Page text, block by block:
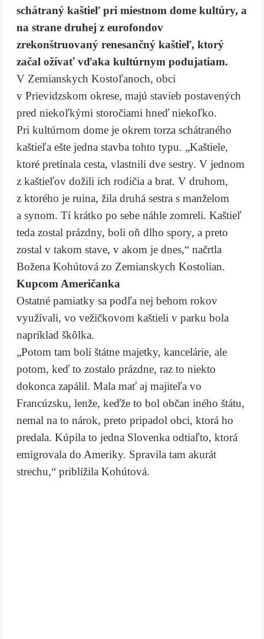
schátraný kaštieľ pri miestnom dome kultúry, a
na strane druhej z eurofondov
zrekonštruovaný renesančný kaštieľ, ktorý
začal ožívať vďaka kultúrnym podujatiam.
V Zemianskych Kostoľanoch, obci
v Prievidzskom okrese, majú stavieb postavených
pred niekoľkými storočiami hneď niekoľko.
Pri kultúrnom dome je okrem torza schátraného
kaštieľa ešte jedna stavba tohto typu. „Kaštiele,
ktoré pretínala cesta, vlastnili dve sestry. V jednom
z kaštieľov dožili ich rodičia a brat. V druhom,
z ktorého je ruina, žila druhá sestra s manželom
a synom. Tí krátko po sebe náhle zomreli. Kaštieľ
teda zostal prázdny, boli oň dlho spory, a preto
zostal v takom stave, v akom je dnes,“ načrtla
Božena Kohútová zo Zemianskych Kostolian.
Kupcom Američanka
Ostatné pamiatky sa podľa nej behom rokov
využívali, vo vežičkovom kaštieli v parku bola
napríklad škôlka.
„Potom tam boli štátne majetky, kancelárie, ale
potom, keď to zostalo prázdne, raz to niekto
dokonca zapálil. Mala mať aj majiteľa vo
Francúzsku, lenže, keďže to bol občan iného štátu,
nemal na to nárok, preto pripadol obci, ktorá ho
predala. Kúpila to jedna Slovenka odtiaľto, ktorá
emigrovala do Ameriky. Spravila tam akurát
strechu,“ priblížila Kohútová.